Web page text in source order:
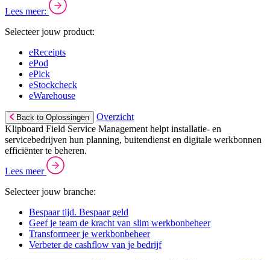
Lees meer:
Selecteer jouw product:
eReceipts
ePod
ePick
eStockcheck
eWarehouse
Back to Oplossingen
Overzicht
Klipboard Field Service Management helpt installatie- en
servicebedrijven hun planning, buitendienst en digitale werkbonnen
efficiënter te beheren.
Lees meer
Selecteer jouw branche:
Bespaar tijd. Bespaar geld
Geef je team de kracht van slim werkbonbeheer
Transformeer je werkbonbeheer
Verbeter de cashflow van je bedrijf